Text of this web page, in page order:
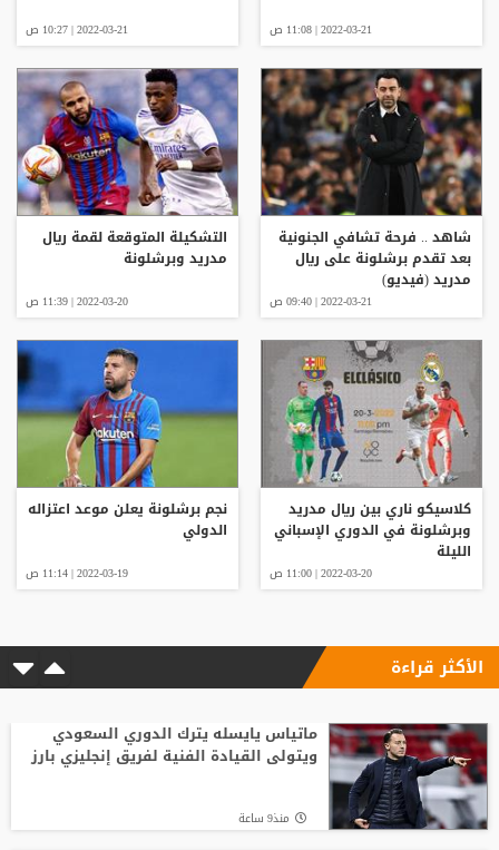
2022-03-21 | 11:08 ص 2022-03-21 | 10:27 ص
شاهد .. فرحة تشافي الجنونية
بعد تقدم برشلونة على ريال
مدريد (فيديو)
2022-03-21 | 09:40 ص
التشكيلة المتوقعة لقمة ريال
مدريد وبرشلونة
2022-03-20 | 11:39 ص
كلاسيكو ناري بين ريال مدريد
وبرشلونة في الدوري الإسباني
الليلة
2022-03-20 | 11:00 ص
نجم برشلونة يعلن موعد اعتزاله
الدولي
2022-03-19 | 11:14 ص
الأكثر قراءة
ماتياس يايسله يترك الدوري السعودي
ويتولى القيادة الفنية لفريق إنجليزي بارز
منذ9 ساعة